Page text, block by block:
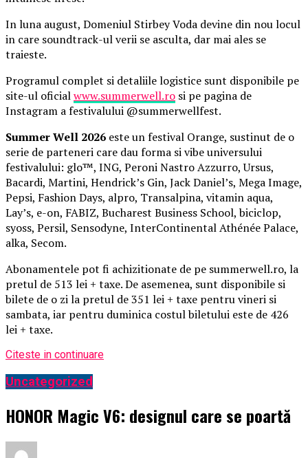
In luna august, Domeniul Stirbey Voda devine din nou locul
in care soundtrack-ul verii se asculta, dar mai ales se
traieste.
Programul complet si detaliile logistice sunt disponibile pe
site-ul oficialwww.summerwell.ro si pe pagina de
Instagram a festivalului @summerwellfest.
Summer Well 2026 este un festival Orange, sustinut de o
serie de parteneri care dau forma si vibe universului
festivalului: glo™, ING, Peroni Nastro Azzurro, Ursus,
Bacardi, Martini, Hendrick’s Gin, Jack Daniel’s, Mega Image,
Pepsi, Fashion Days, alpro, Transalpina, vitamin aqua,
Lay’s, e-on, FABIZ, Bucharest Business School, biciclop,
syoss, Persil, Sensodyne, InterContinental Athénée Palace,
alka, Secom.
Abonamentele pot fi achizitionate de pe summerwell.ro, la
pretul de 513 lei + taxe. De asemenea, sunt disponibile si
bilete de o zi la pretul de 351 lei + taxe pentru vineri si
sambata, iar pentru duminica costul biletului este de 426
lei + taxe.
Citeste in continuare
Uncategorized
HONOR Magic V6: designul care se poartă